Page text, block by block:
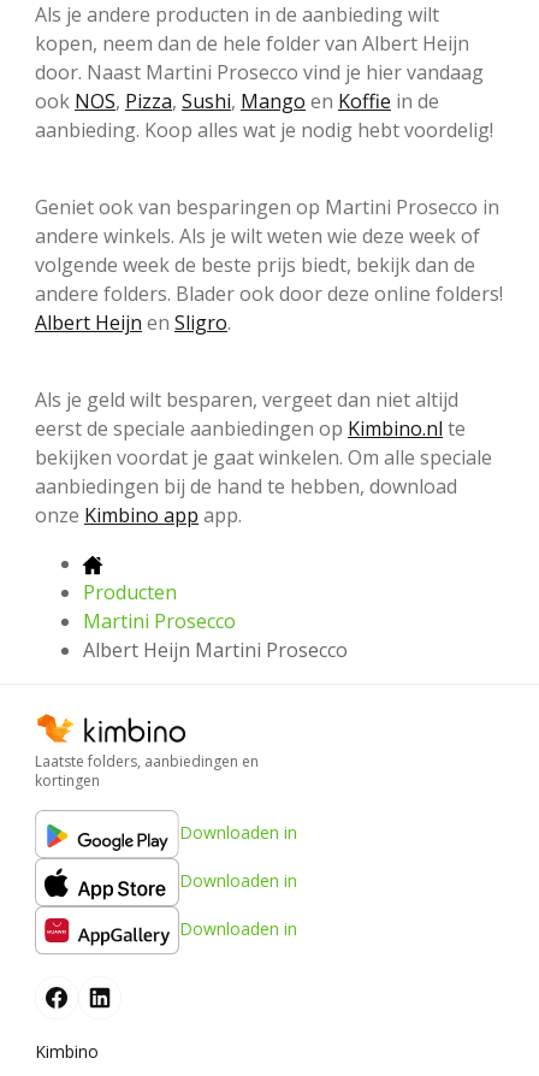
Als je andere producten in de aanbieding wilt
kopen, neem dan de hele folder van Albert Heijn
door. Naast Martini Prosecco vind je hier vandaag
ook NOS, Pizza, Sushi, Mango en Koffie in de
aanbieding. Koop alles wat je nodig hebt voordelig!
Geniet ook van besparingen op Martini Prosecco in
andere winkels. Als je wilt weten wie deze week of
volgende week de beste prijs biedt, bekijk dan de
andere folders. Blader ook door deze online folders!
Albert Heijn en Sligro.
Als je geld wilt besparen, vergeet dan niet altijd
eerst de speciale aanbiedingen op Kimbino.nl te
bekijken voordat je gaat winkelen. Om alle speciale
aanbiedingen bij de hand te hebben, download
onze Kimbino app app.
Producten
Martini Prosecco
Albert Heijn Martini Prosecco
Laatste folders, aanbiedingen en
kortingen
Downloaden in
Downloaden in
Downloaden in
Kimbino